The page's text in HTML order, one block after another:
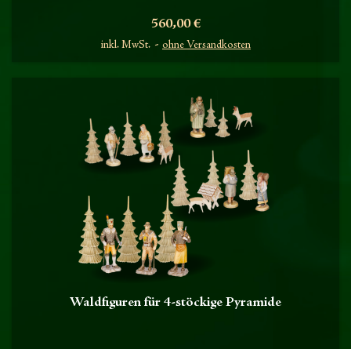
Preis
560,00 €
inkl. MwSt. ohne Versandkosten
Waldfiguren für 4-stöckige Pyramide